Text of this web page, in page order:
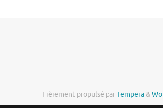
Fièrement propulsé parTempera&